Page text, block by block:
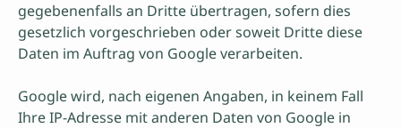
gegebenenfalls an Dritte übertragen, sofern dies
gesetzlich vorgeschrieben oder soweit Dritte diese
Daten im Auftrag von Google verarbeiten.
Google wird, nach eigenen Angaben, in keinem Fall
Ihre IP-Adresse mit anderen Daten von Google in